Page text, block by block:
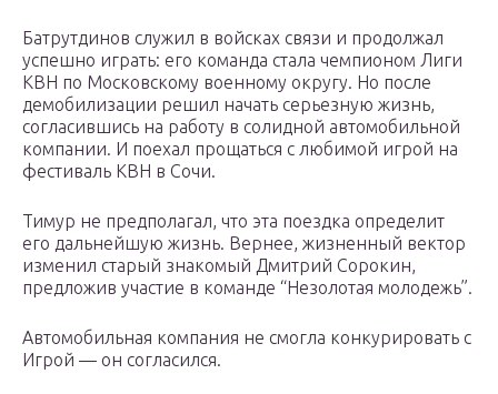
Батрутдинов служил в войсках связи и продолжал
успешно играть: его команда стала чемпионом Лиги
КВН по Московскому военному округу. Но после
демобилизации решил начать серьезную жизнь,
согласившись на работу в солидной автомобильной
компании. И поехал прощаться с любимой игрой на
фестиваль КВН в Сочи.
Тимур не предполагал, что эта поездка определит
его дальнейшую жизнь. Вернее, жизненный вектор
изменил старый знакомый Дмитрий Сорокин,
предложив участие в команде “Незолотая молодежь”.
Автомобильная компания не смогла конкурировать с
Игрой — он согласился.